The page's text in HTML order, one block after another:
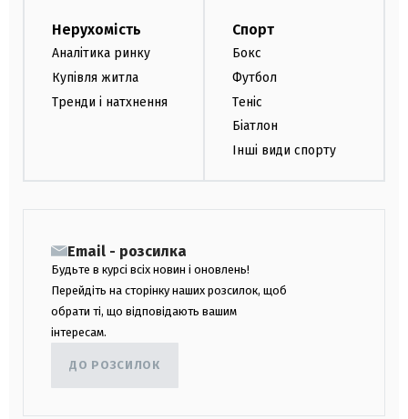
Нерухомість
Аналітика ринку
Купівля житла
Тренди і натхнення
Спорт
Бокс
Футбол
Теніс
Біатлон
Інші види спорту
Email - розсилка
Будьте в курсі всіх новин і оновлень!
Перейдіть на сторінку наших розсилок, щоб
обрати ті, що відповідають вашим
інтересам.
ДО РОЗСИЛОК